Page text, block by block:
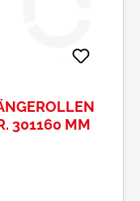
301160 MM